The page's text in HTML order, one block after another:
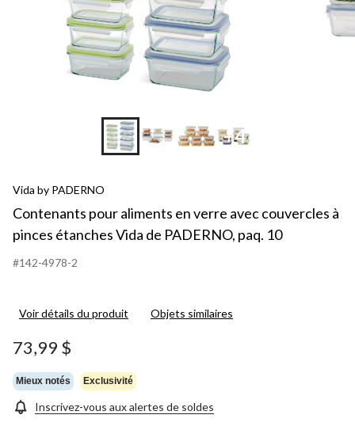
+4
Vida by PADERNO
Contenants pour aliments en verre avec couvercles à
pinces étanches Vida de PADERNO, paq. 10
#142-4978-2
Voir détails du produit Objets similaires
73,99 $
Mieux notés Exclusivité
Inscrivez-vous aux alertes de soldes